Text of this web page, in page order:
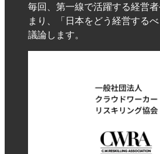
毎回、第一線で活躍する経営
まり、「日本をどう経営する
議論します。